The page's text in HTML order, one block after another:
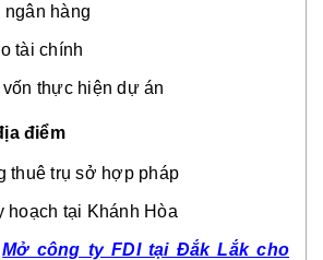
ngân hàng
tài chính
thực hiện dự án
điểm
thuê trụ sở hợp pháp
hoạch tại Khánh Hòa
Mở công ty FDI tại Đắk Lắk cho